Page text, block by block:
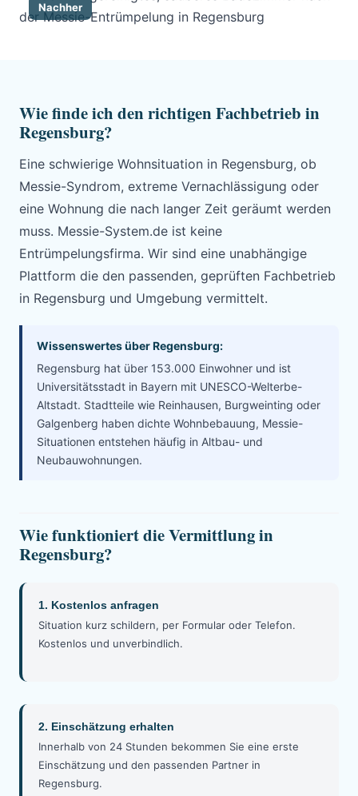
Nachher
Wie finde ich den richtigen Fachbetrieb in
Regensburg?
Eine schwierige Wohnsituation in Regensburg, ob
Messie-Syndrom, extreme Vernachlässigung oder
eine Wohnung die nach langer Zeit geräumt werden
muss. Messie-System.de ist keine
Entrümpelungsfirma. Wir sind eine unabhängige
Plattform die den passenden, geprüften Fachbetrieb
in Regensburg und Umgebung vermittelt.
Wissenswertes über Regensburg:
Regensburg hat über 153.000 Einwohner und ist
Universitätsstadt in Bayern mit UNESCO-Welterbe-
Altstadt. Stadtteile wie Reinhausen, Burgweinting oder
Galgenberg haben dichte Wohnbebauung, Messie-
Situationen entstehen häufig in Altbau- und
Neubauwohnungen.
Wie funktioniert die Vermittlung in
Regensburg?
1. Kostenlos anfragen
Situation kurz schildern, per Formular oder Telefon.
Kostenlos und unverbindlich.
2. Einschätzung erhalten
Innerhalb von 24 Stunden bekommen Sie eine erste
Einschätzung und den passenden Partner in
Regensburg.